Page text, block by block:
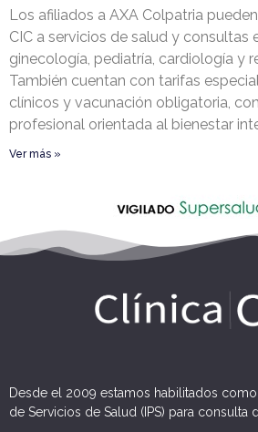
Los afiliados a AXA Colpatria
CIC a servicios de salud y consultas
ginecología, pediatría, cardiología y
También cuentan con tarifas
clínicos y vacunación obligatoria,
profesional orientada al bienestar
Ver más »
Desde el 2009 estamos habilitados
de Servicios de Salud (IPS) para consulta